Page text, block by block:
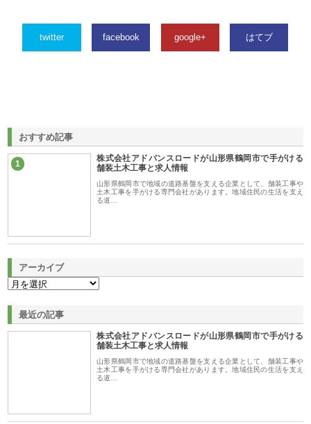
twitter facebook google+ はてブ
おすすめ記事
1
株式会社アドバンスロードが山形県鶴岡市で手がける
舗装土木工事と求人情報
山形県鶴岡市で地域の道路基盤を支える企業として、舗装工事や
土木工事を手がける専門会社があります。地域住民の生活を支え
る道…
アーカイブ
最近の記事
株式会社アドバンスロードが山形県鶴岡市で手がける
舗装土木工事と求人情報
山形県鶴岡市で地域の道路基盤を支える企業として、舗装工事や
土木工事を手がける専門会社があります。地域住民の生活を支え
る道…